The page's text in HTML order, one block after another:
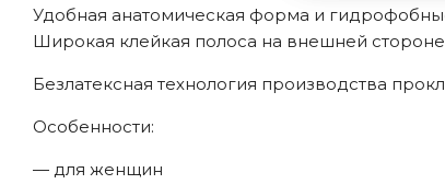
Удобная анатомическая форма и
Широкая клейкая полоса на внешней
Безлатексная технология производства
Особенности:
— для женщин